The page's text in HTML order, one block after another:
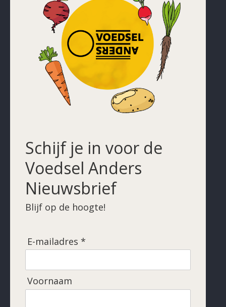
Schijf je in voor de
Voedsel Anders
Nieuwsbrief
Blijf op de hoogte!
E-mailadres *
Voornaam